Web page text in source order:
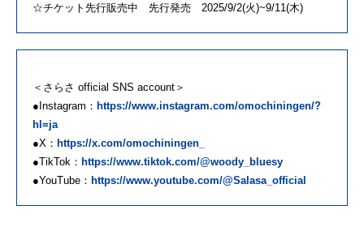
☆チケット先行販売中 先行発売 2025/9/2(火)~9/11(木)
＜さらさ official SNS account＞
●Instagram： https://www.instagram.com/omochiningen/?
hl=ja
●X： https://x.com/omochiningen_
●TikTok： https://www.tiktok.com/@woody_bluesy
●YouTube： https://www.youtube.com/@Salasa_official